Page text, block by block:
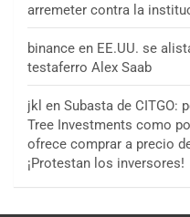
arremeter contra la
binance en EE.UU. se
testaferro Alex Saab
jkl en Subasta de CITGO:
Tree Investments como
ofrece comprar a precio
¡Protestan los inversores!